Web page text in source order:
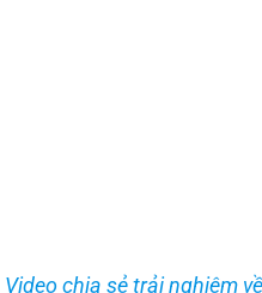
Video chia sẻ trải nghiệm